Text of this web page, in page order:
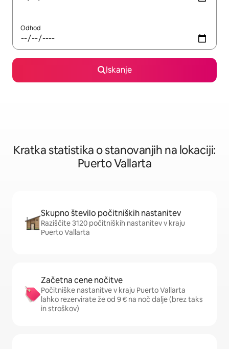
Odhod
Iskanje
Kratka statistika o stanovanjih na lokaciji:
Puerto Vallarta
Skupno število počitniških nastanitev
Raziščite 3120 počitniških nastanitev v kraju
Puerto Vallarta
Začetna cene nočitve
Počitniške nastanitve v kraju Puerto Vallarta
lahko rezervirate že od 9 € na noč dalje (brez taks
in stroškov)